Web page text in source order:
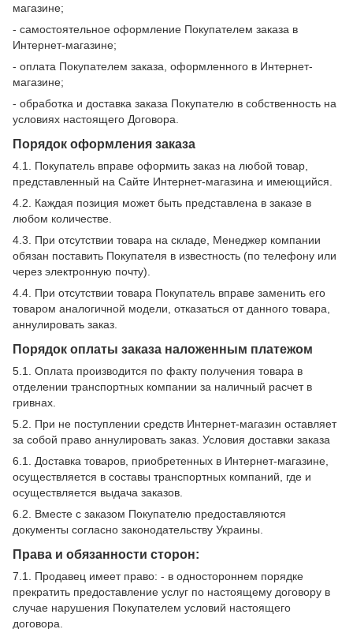
магазине;
- самостоятельное оформление Покупателем заказа в
Интернет-магазине;
- оплата Покупателем заказа, оформленного в Интернет-
магазине;
- обработка и доставка заказа Покупателю в собственность на
условиях настоящего Договора.
Порядок оформления заказа
4.1. Покупатель вправе оформить заказ на любой товар,
представленный на Сайте Интернет-магазина и имеющийся.
4.2. Каждая позиция может быть представлена ​​в заказе в
любом количестве.
4.3. При отсутствии товара на складе, Менеджер компании
обязан поставить Покупателя в известность (по телефону или
через электронную почту).
4.4. При отсутствии товара Покупатель вправе заменить его
товаром аналогичной модели, отказаться от данного товара,
аннулировать заказ.
Порядок оплаты заказа наложенным платежом
5.1. Оплата производится по факту получения товара в
отделении транспортных компании за наличный расчет в
гривнах.
5.2. При не поступлении средств Интернет-магазин оставляет
за собой право аннулировать заказ. Условия доставки заказа
6.1. Доставка товаров, приобретенных в Интернет-магазине,
осуществляется в составы транспортных компаний, где и
осуществляется выдача заказов.
6.2. Вместе с заказом Покупателю предоставляются
документы согласно законодательству Украины.
Права и обязанности сторон:
7.1. Продавец имеет право: - в одностороннем порядке
прекратить предоставление услуг по настоящему договору в
случае нарушения Покупателем условий настоящего
договора.